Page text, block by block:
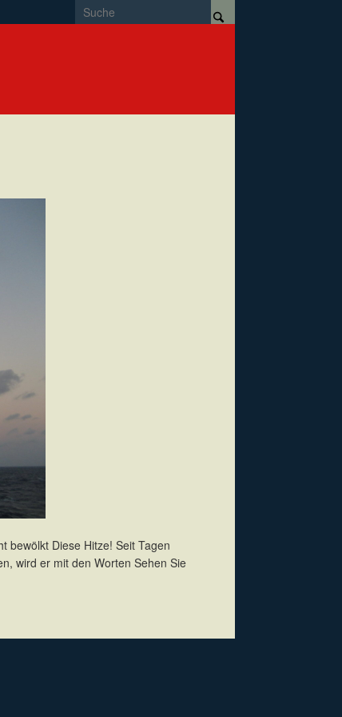
bewölkt Diese Hitze! Seit Tagen
wird er mit den Worten Sehen Sie